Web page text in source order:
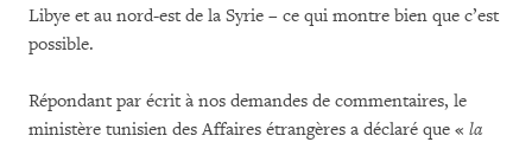
Libye et au nord-est de la Syrie – ce qui montre bien que c’est
possible.
Répondant par écrit à nos demandes de commentaires, le
ministère tunisien des Affaires étrangères a déclaré que « la